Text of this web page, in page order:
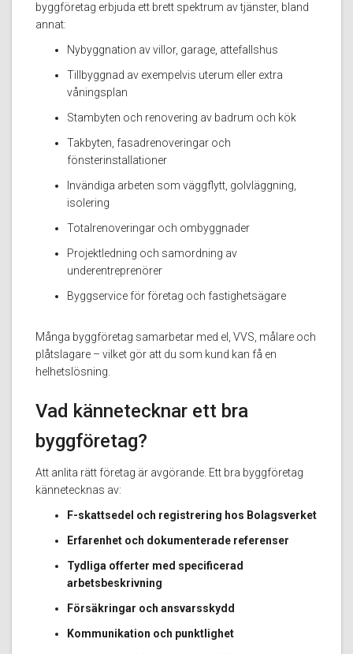
byggföretag erbjuda ett brett spektrum av tjänster, bland
annat:
Nybyggnation av villor, garage, attefallshus
Tillbyggnad av exempelvis uterum eller extra
våningsplan
Stambyten och renovering av badrum och kök
Takbyten, fasadrenoveringar och
fönsterinstallationer
Invändiga arbeten som väggflytt, golvläggning,
isolering
Totalrenoveringar och ombyggnader
Projektledning och samordning av
underentreprenörer
Byggservice för företag och fastighetsägare
Många byggföretag samarbetar med el, VVS, målare och
plåtslagare – vilket gör att du som kund kan få en
helhetslösning.
Vad kännetecknar ett bra
byggföretag?
Att anlita rätt företag är avgörande. Ett bra byggföretag
kännetecknas av:
F-skattsedel och registrering hos Bolagsverket
Erfarenhet och dokumenterade referenser
Tydliga offerter med specificerad
arbetsbeskrivning
Försäkringar och ansvarsskydd
Kommunikation och punktlighet